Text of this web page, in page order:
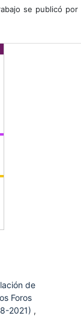
se publicó por
de
Foros
2021) ,